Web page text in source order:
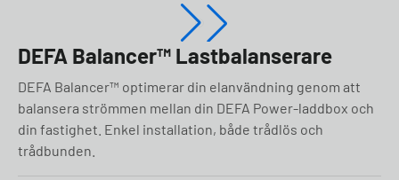
DEFA Balancer™ Lastbalanserare
DEFA Balancer™ optimerar din elanvändning genom att
balansera strömmen mellan din DEFA Power-laddbox och
din fastighet. Enkel installation, både trådlös och
trådbunden.